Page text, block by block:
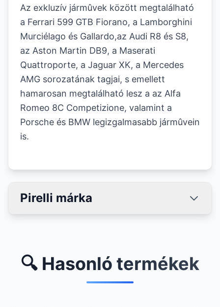
Az exkluzív jármûvek között megtalálható
a Ferrari 599 GTB Fiorano, a Lamborghini
Murciélago és Gallardo,az Audi R8 és S8,
az Aston Martin DB9, a Maserati
Quattroporte, a Jaguar XK, a Mercedes
AMG sorozatának tagjai, s emellett
hamarosan megtalálható lesz a az Alfa
Romeo 8C Competizione, valamint a
Porsche és BMW legizgalmasabb jármûvein
is.
Pirelli márka
🔍 Hasonló termékek